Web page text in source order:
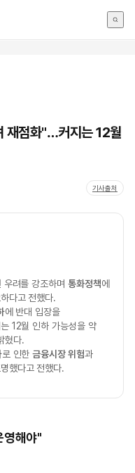
재점화"…커지는 12월
기사출처
우려를 강조하며통화정책에
다고 전했다.
에 반대 입장을
12월 인하 가능성을 약
혔다.
로 인한금융시장 위험과
했다고 전했다.
영해야"